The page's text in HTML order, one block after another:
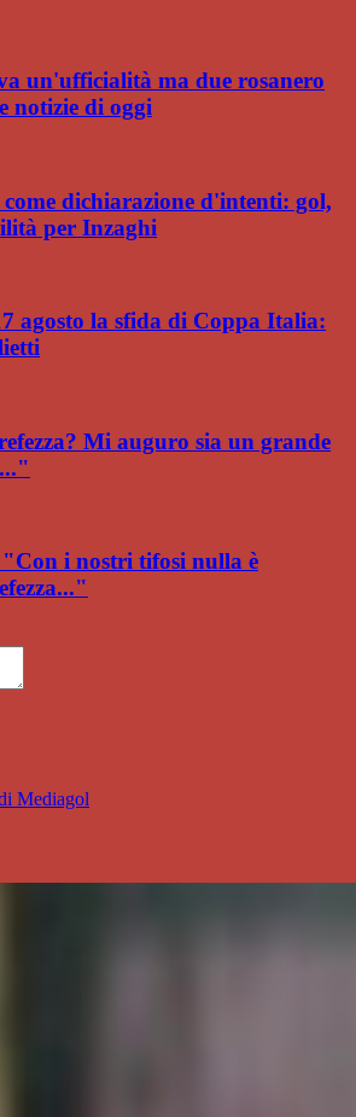
un'ufficialità ma due rosanero
notizie di oggi
come dichiarazione d'intenti: gol,
per Inzaghi
agosto la sfida di Coppa Italia:
Mi auguro sia un grande
i nostri tifosi nulla è
Mediagol